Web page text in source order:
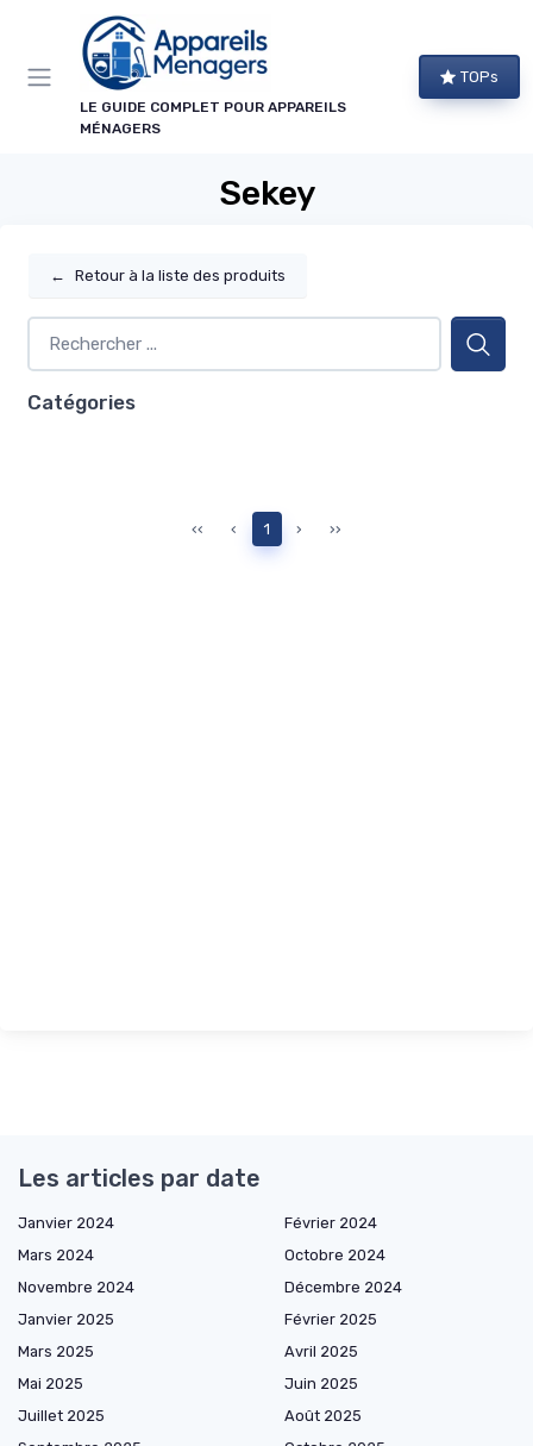
LE GUIDE COMPLET POUR APPAREILS
MÉNAGERS
TOPs
Sekey
← Retour à la liste des produits
Catégories
‹‹ ‹ 1 › ››
Les articles par date
Janvier 2024
Février 2024
Mars 2024
Octobre 2024
Novembre 2024
Décembre 2024
Janvier 2025
Février 2025
Mars 2025
Avril 2025
Mai 2025
Juin 2025
Juillet 2025
Août 2025
Panneau de gestion des cookies